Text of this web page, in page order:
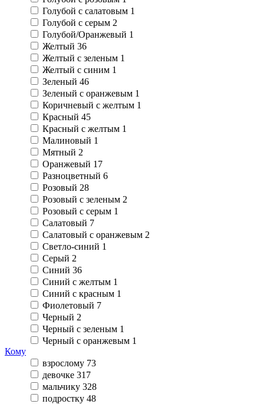
Голубой с салатовым 1
Голубой с серым 2
Голубой/Оранжевый 1
Желтый 36
Желтый с зеленым 1
Желтый с синим 1
Зеленый 46
Зеленый с оранжевым 1
Коричневый с желтым 1
Красный 45
Красный с желтым 1
Малиновый 1
Мятный 2
Оранжевый 17
Разноцветный 6
Розовый 28
Розовый с зеленым 2
Розовый с серым 1
Салатовый 7
Салатовый с оранжевым 2
Светло-синий 1
Серый 2
Синий 36
Синий с желтым 1
Синий с красным 1
Фиолетовый 7
Черный 2
Черный с зеленым 1
Черный с оранжевым 1
Кому
взрослому 73
девочке 317
мальчику 328
подростку 48